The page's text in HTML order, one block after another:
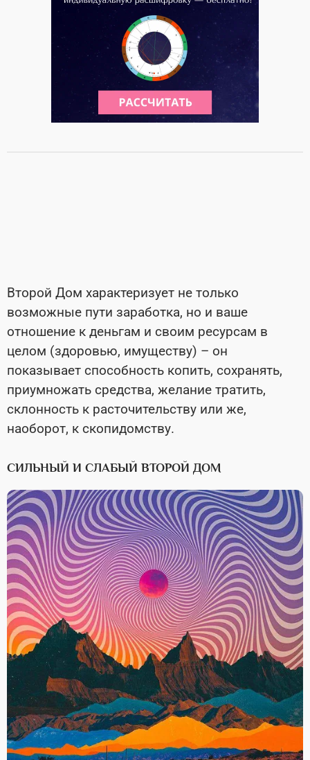
Второй Дом характеризует не только
возможные пути заработка, но и ваше
отношение к деньгам и своим ресурсам в
целом (здоровью, имуществу) – он
показывает способность копить, сохранять,
приумножать средства, желание тратить,
склонность к расточительству или же,
наоборот, к скопидомству.
СИЛЬНЫЙ И СЛАБЫЙ ВТОРОЙ ДОМ